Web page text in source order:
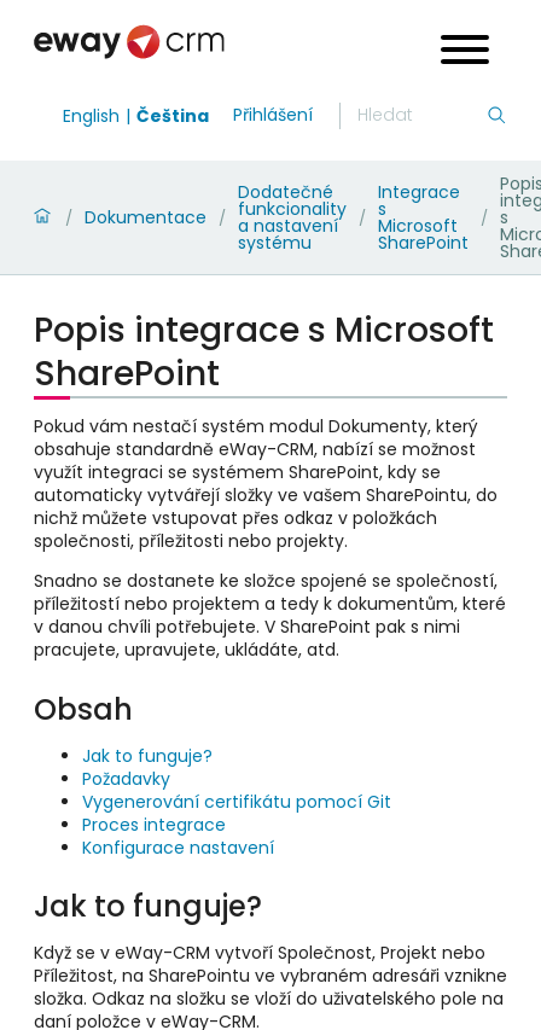
English Čeština Přihlášení
/ Dokumentace /
Dodatečné
funkcionality
a nastavení
systému
/
Integrace
s
Microsoft
SharePoint
/ s
Popis integrace s Microsoft
SharePoint
Pokud vám nestačí systém modul Dokumenty, který
obsahuje standardně eWay-CRM, nabízí se možnost
využít integraci se systémem SharePoint, kdy se
automaticky vytvářejí složky ve vašem SharePointu, do
nichž můžete vstupovat přes odkaz v položkách
společnosti, příležitosti nebo projekty.
Snadno se dostanete ke složce spojené se společností,
příležitostí nebo projektem a tedy k dokumentům, které
v danou chvíli potřebujete. V SharePoint pak s nimi
pracujete, upravujete, ukládáte, atd.
Obsah
Jak to funguje?
Požadavky
Vygenerování certifikátu pomocí Git
Proces integrace
Konfigurace nastavení
Jak to funguje?
Když se v eWay-CRM vytvoří Společnost, Projekt nebo
Příležitost, na SharePointu ve vybraném adresáři vznikne
složka. Odkaz na složku se vloží do uživatelského pole na
daní položce v eWay-CRM.